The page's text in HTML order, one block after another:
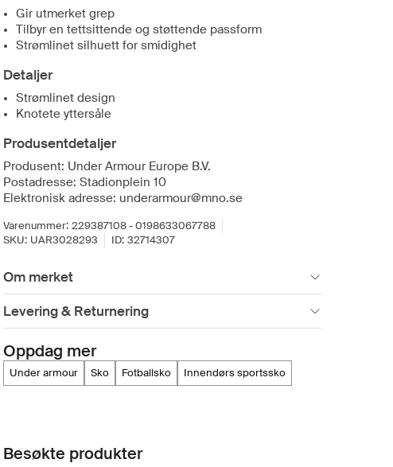
Gir utmerket grep
Tilbyr en tettsittende og støttende passform
Strømlinet silhuett for smidighet
Detaljer
Strømlinet design
Knotete yttersåle
Produsentdetaljer
Produsent: Under Armour Europe B.V.
Postadresse: Stadionplein 10
Elektronisk adresse: underarmour@mno.se
Varenummer: 229387108 - 0198633067788
SKU: UAR3028293 ID: 32714307
Om merket
Levering & Returnering
Oppdag mer
under armour sko fotballsko innendørs sportssko
Besøkte produkter